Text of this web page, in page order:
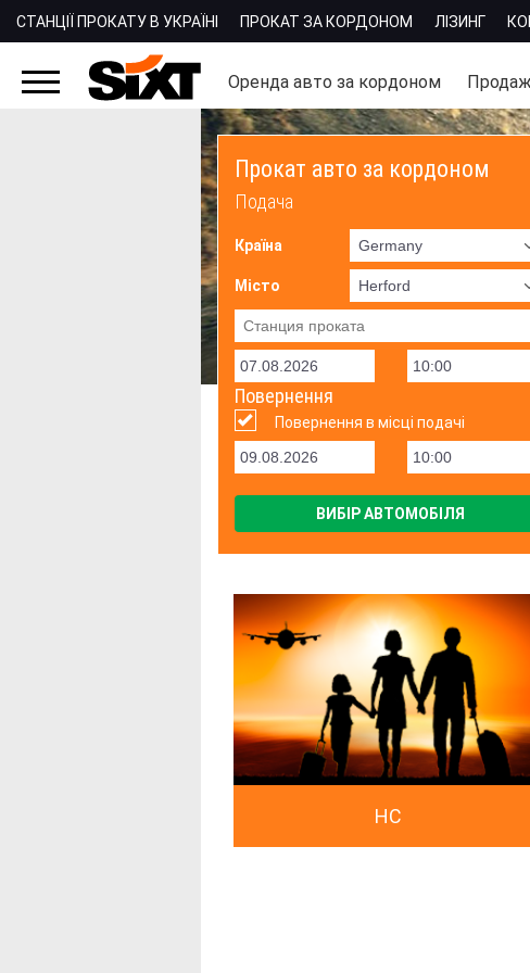
СТАНЦІЇ ПРОКАТУ В УКРАЇНІ ПРОКАТ ЗА КОРДОНОМ ЛІЗИНГ
Оренда авто за кордоном Продаж
Прокат авто за кордоном
Подача
Країна
Місто
Повернення
Повернення в місці подачі
ВИБІР АВТОМОБІЛЯ
HC